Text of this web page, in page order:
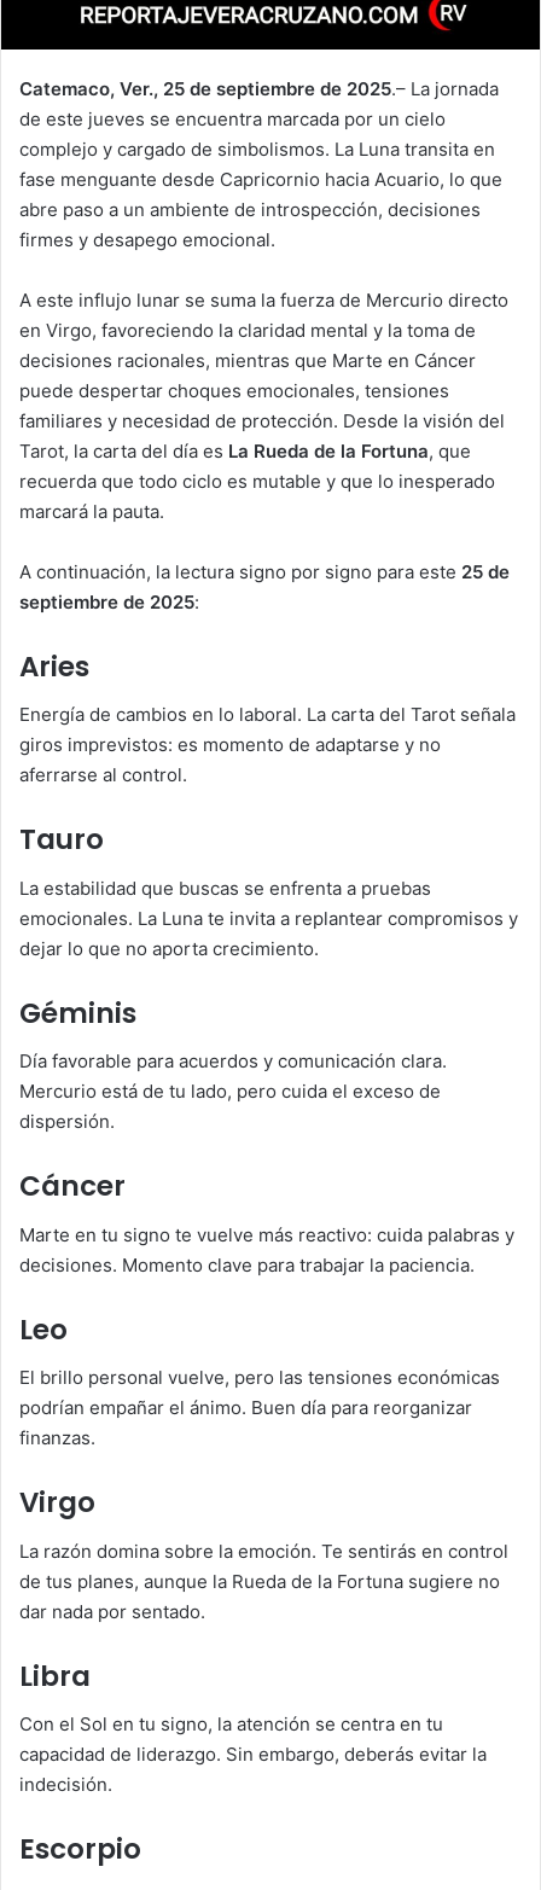
Catemaco, Ver., 25 de septiembre de 2025.– La jornada
de este jueves se encuentra marcada por un cielo
complejo y cargado de simbolismos. La Luna transita en
fase menguante desde Capricornio hacia Acuario, lo que
abre paso a un ambiente de introspección, decisiones
firmes y desapego emocional.
A este influjo lunar se suma la fuerza de Mercurio directo
en Virgo, favoreciendo la claridad mental y la toma de
decisiones racionales, mientras que Marte en Cáncer
puede despertar choques emocionales, tensiones
familiares y necesidad de protección. Desde la visión del
Tarot, la carta del día es La Rueda de la Fortuna, que
recuerda que todo ciclo es mutable y que lo inesperado
marcará la pauta.
A continuación, la lectura signo por signo para este 25 de
septiembre de 2025:
Aries
Energía de cambios en lo laboral. La carta del Tarot señala
giros imprevistos: es momento de adaptarse y no
aferrarse al control.
Tauro
La estabilidad que buscas se enfrenta a pruebas
emocionales. La Luna te invita a replantear compromisos y
dejar lo que no aporta crecimiento.
Géminis
Día favorable para acuerdos y comunicación clara.
Mercurio está de tu lado, pero cuida el exceso de
dispersión.
Cáncer
Marte en tu signo te vuelve más reactivo: cuida palabras y
decisiones. Momento clave para trabajar la paciencia.
Leo
El brillo personal vuelve, pero las tensiones económicas
podrían empañar el ánimo. Buen día para reorganizar
finanzas.
Virgo
La razón domina sobre la emoción. Te sentirás en control
de tus planes, aunque la Rueda de la Fortuna sugiere no
dar nada por sentado.
Libra
Con el Sol en tu signo, la atención se centra en tu
capacidad de liderazgo. Sin embargo, deberás evitar la
indecisión.
Escorpio